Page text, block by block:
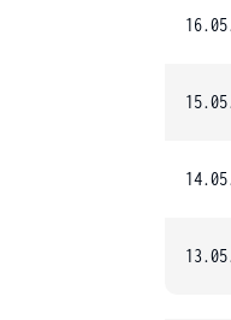
16.05.
15.05.
14.05.
13.05.